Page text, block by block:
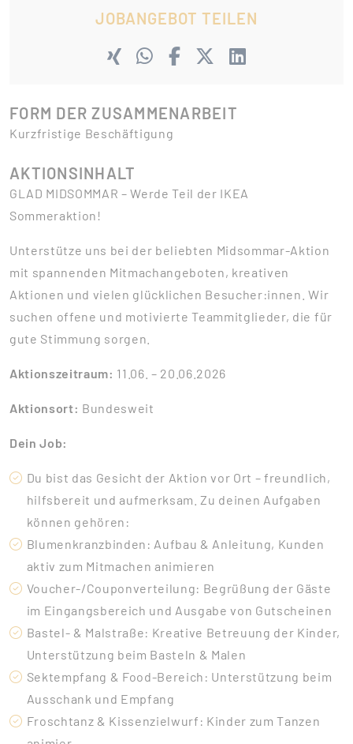
JOBANGEBOT TEILEN
FORM DER ZUSAMMENARBEIT
Kurzfristige Beschäftigung
AKTIONSINHALT
GLAD MIDSOMMAR – Werde Teil der IKEA
Sommeraktion!
Unterstütze uns bei der beliebten Midsommar-Aktion
mit spannenden Mitmachangeboten, kreativen
Aktionen und vielen glücklichen Besucher:innen. Wir
suchen offene und motivierte Teammitglieder, die für
gute Stimmung sorgen.
Aktionszeitraum: 11.06. – 20.06.2026
Aktionsort: Bundesweit
Dein Job:
Du bist das Gesicht der Aktion vor Ort – freundlich,
hilfsbereit und aufmerksam. Zu deinen Aufgaben
können gehören:
Blumenkranzbinden: Aufbau & Anleitung, Kunden
aktiv zum Mitmachen animieren
Voucher-/Couponverteilung: Begrüßung der Gäste
im Eingangsbereich und Ausgabe von Gutscheinen
Bastel- & Malstraße: Kreative Betreuung der Kinder,
Unterstützung beim Basteln & Malen
Sektempfang & Food-Bereich: Unterstützung beim
Ausschank und Empfang
Froschtanz & Kissenzielwurf: Kinder zum Tanzen